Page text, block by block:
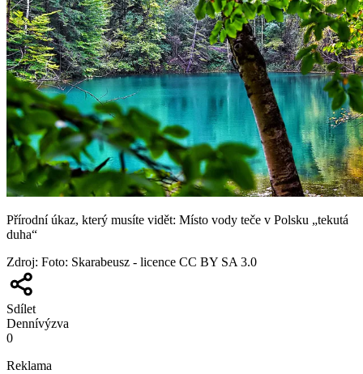
Přírodní úkaz, který musíte vidět: Místo vody teče v Polsku „tekutá
duha“
Zdroj: Foto: Skarabeusz - licence CC BY SA 3.0
Sdílet
Dennívýzva
0
Reklama